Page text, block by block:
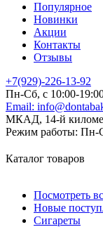
Популярное
Новинки
Акции
Контакты
Отзывы
+7(929)-226-13-92
Пн-Сб, с 10:00-
Email:
МКАД, 14-й
Режим работы: Пн-
Каталог товаров
Посмотреть
Новые
Сигареты